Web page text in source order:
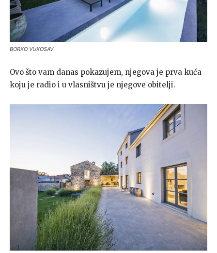
BORKO VUKOSAV
Ovo što vam danas pokazujem, njegova je prva kuća
koju je radio i u vlasništvu je njegove obitelji.